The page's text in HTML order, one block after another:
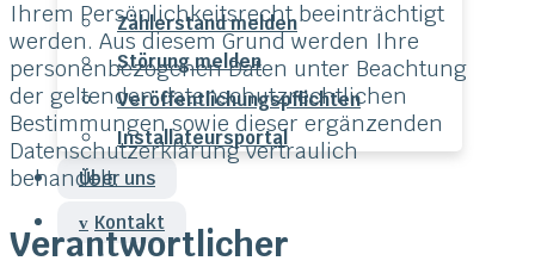
Zählerstand melden
Störung melden
Veröffentlichungspflichten
Installateursportal
Über uns
Kontakt
Ihrem Persönlichkeitsrecht beeinträchtigt
werden. Aus diesem Grund werden Ihre
personenbezogenen Daten unter Beachtung
der geltenden datenschutzrechtlichen
Bestimmungen sowie dieser ergänzenden
Datenschutzerklärung vertraulich
behandelt.
Verantwortlicher